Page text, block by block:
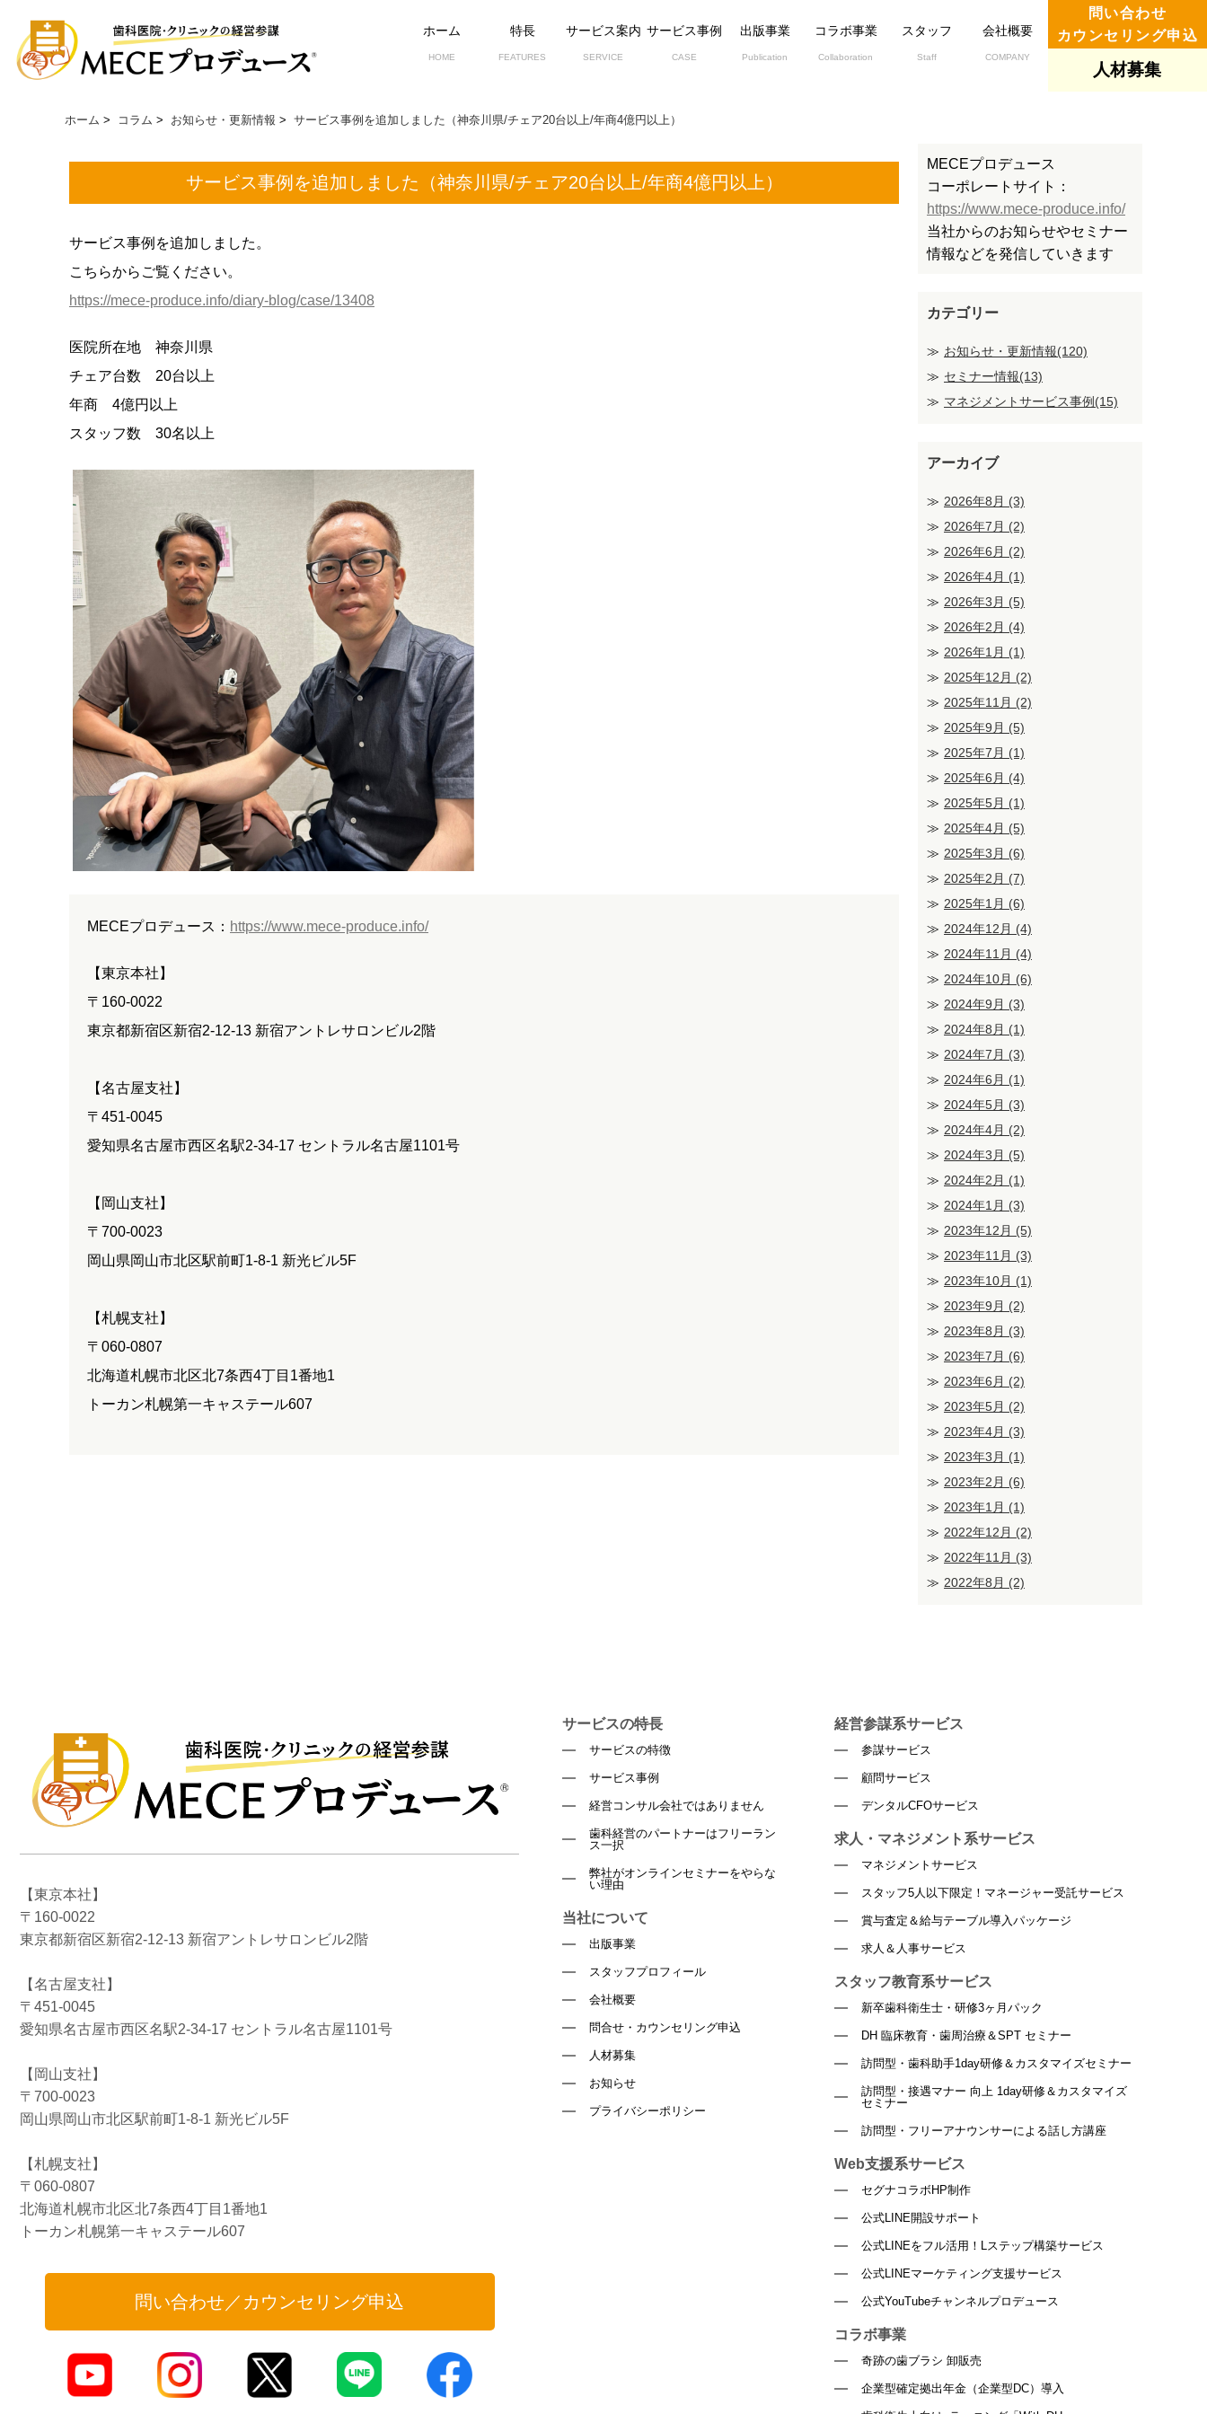
ホーム
HOME
特長
FEATURES
サービス案内
SERVICE
サービス事例
CASE
出版事業
Publication
コラボ事業
Collaboration
スタッフ
Staff
会社概要
COMPANY
問い合わせ
カウンセリング申込
人材募集
ホーム > コラム > お知らせ・更新情報 > サービス事例を追加しました（神奈川県/チェア20台以上/年商4億円以上）
サービス事例を追加しました（神奈川県/チェア20台以上/年商4億円以上）
サービス事例を追加しました。
こちらからご覧ください。
https://mece-produce.info/diary-blog/case/13408
医院所在地 神奈川県
チェア台数 20台以上
年商 4億円以上
スタッフ数 30名以上
MECEプロデュース： https://www.mece-produce.info/
【東京本社】
〒160-0022
東京都新宿区新宿2-12-13 新宿アントレサロンビル2階
【名古屋支社】
〒451-0045
愛知県名古屋市西区名駅2-34-17 セントラル名古屋1101号
【岡山支社】
〒700-0023
岡山県岡山市北区駅前町1-8-1 新光ビル5F
【札幌支社】
〒060-0807
北海道札幌市北区北7条西4丁目1番地1
トーカン札幌第一キャステール607
MECEプロデュース
コーポレートサイト：
https://www.mece-produce.info/
当社からのお知らせやセミナー
情報などを発信していきます
カテゴリー
お知らせ・更新情報(120)
セミナー情報(13)
マネジメントサービス事例(15)
アーカイブ
2026年8月 (3)
2026年7月 (2)
2026年6月 (2)
2026年4月 (1)
2026年3月 (5)
2026年2月 (4)
2026年1月 (1)
2025年12月 (2)
2025年11月 (2)
2025年9月 (5)
2025年7月 (1)
2025年6月 (4)
2025年5月 (1)
2025年4月 (5)
2025年3月 (6)
2025年2月 (7)
2025年1月 (6)
2024年12月 (4)
2024年11月 (4)
2024年10月 (6)
2024年9月 (3)
2024年8月 (1)
2024年7月 (3)
2024年6月 (1)
2024年5月 (3)
2024年4月 (2)
2024年3月 (5)
2024年2月 (1)
2024年1月 (3)
2023年12月 (5)
2023年11月 (3)
2023年10月 (1)
2023年9月 (2)
2023年8月 (3)
2023年7月 (6)
2023年6月 (2)
2023年5月 (2)
2023年4月 (3)
2023年3月 (1)
2023年2月 (6)
2023年1月 (1)
2022年12月 (2)
2022年11月 (3)
2022年8月 (2)
【東京本社】
〒160-0022
東京都新宿区新宿2-12-13 新宿アントレサロンビル2階
【名古屋支社】
〒451-0045
愛知県名古屋市西区名駅2-34-17 セントラル名古屋1101号
【岡山支社】
〒700-0023
岡山県岡山市北区駅前町1-8-1 新光ビル5F
【札幌支社】
〒060-0807
北海道札幌市北区北7条西4丁目1番地1
トーカン札幌第一キャステール607
問い合わせ／カウンセリング申込
サービスの特長
サービスの特徴
サービス事例
経営コンサル会社ではありません
歯科経営のパートナーはフリーラン
ス一択
弊社がオンラインセミナーをやらな
い理由
当社について
出版事業
スタッフプロフィール
会社概要
問合せ・カウンセリング申込
人材募集
お知らせ
プライバシーポリシー
経営参謀系サービス
参謀サービス
顧問サービス
デンタルCFOサービス
求人・マネジメント系サービス
マネジメントサービス
スタッフ5人以下限定！マネージャー受託サービス
賞与査定＆給与テーブル導入パッケージ
求人＆人事サービス
スタッフ教育系サービス
新卒歯科衛生士・研修3ヶ月パック
DH 臨床教育・歯周治療＆SPT セミナー
訪問型・歯科助手1day研修＆カスタマイズセミナー
訪問型・接遇マナー 向上 1day研修＆カスタマイズ
セミナー
訪問型・フリーアナウンサーによる話し方講座
Web支援系サービス
セグナコラボHP制作
公式LINE開設サポート
公式LINEをフル活用！Lステップ構築サービス
公式LINEマーケティング支援サービス
公式YouTubeチャンネルプロデュース
コラボ事業
奇跡の歯ブラシ 卸販売
企業型確定拠出年金（企業型DC）導入